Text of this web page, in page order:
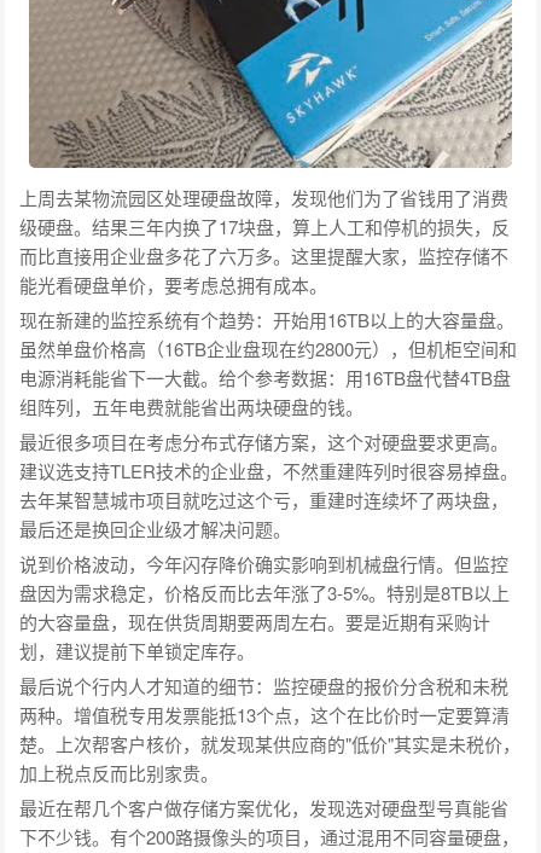
上周去某物流园区处理硬盘故障，发现他们为了省钱用了消费
级硬盘。结果三年内换了17块盘，算上人工和停机的损失，反
而比直接用企业盘多花了六万多。这里提醒大家，监控存储不
能光看硬盘单价，要考虑总拥有成本。
现在新建的监控系统有个趋势：开始用16TB以上的大容量盘。
虽然单盘价格高（16TB企业盘现在约2800元），但机柜空间和
电源消耗能省下一大截。给个参考数据：用16TB盘代替4TB盘
组阵列，五年电费就能省出两块硬盘的钱。
最近很多项目在考虑分布式存储方案，这个对硬盘要求更高。
建议选支持TLER技术的企业盘，不然重建阵列时很容易掉盘。
去年某智慧城市项目就吃过这个亏，重建时连续坏了两块盘，
最后还是换回企业级才解决问题。
说到价格波动，今年闪存降价确实影响到机械盘行情。但监控
盘因为需求稳定，价格反而比去年涨了3-5%。特别是8TB以上
的大容量盘，现在供货周期要两周左右。要是近期有采购计
划，建议提前下单锁定库存。
最后说个行内人才知道的细节：监控硬盘的报价分含税和未税
两种。增值税专用发票能抵13个点，这个在比价时一定要算清
楚。上次帮客户核价，就发现某供应商的"低价"其实是未税价，
加上税点反而比别家贵。
最近在帮几个客户做存储方案优化，发现选对硬盘型号真能省
下不少钱。有个200路摄像头的项目，通过混用不同容量硬盘，